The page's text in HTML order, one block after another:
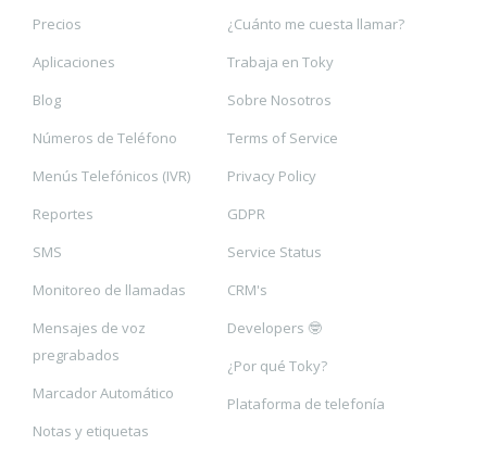
Precios
Aplicaciones
Blog
Números de Teléfono
Menús Telefónicos (IVR)
Reportes
SMS
Monitoreo de llamadas
Mensajes de voz
pregrabados
Marcador Automático
Notas y etiquetas
¿Cuánto me cuesta llamar?
Trabaja en Toky
Sobre Nosotros
Terms of Service
Privacy Policy
GDPR
Service Status
CRM's
Developers 🤓
¿Por qué Toky?
Plataforma de telefonía